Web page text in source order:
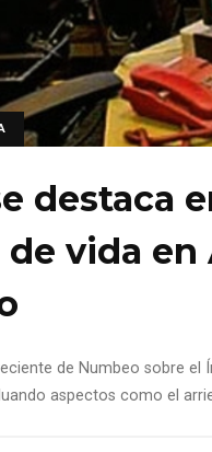
destaca
de vida
de Numbeo sobre el
aspectos como el